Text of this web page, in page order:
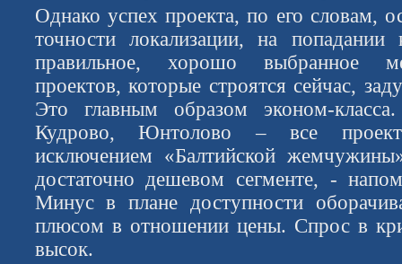
Однако успех проекта, по его словам,
точности локализации, на попадании
правильное, хорошо выбранное
проектов, которые строятся сейчас,
Это главным образом эконом-
Кудрово, Юнтолово – все
исключением «Балтийской
достаточно дешевом сегменте, -
Минус в плане доступности
плюсом в отношении цены. Спрос в
высок.